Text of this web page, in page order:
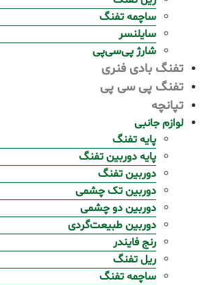
ساچمه تفنگ
سایلنسر
شارژ پی‌سی‌پی
تفنگ بادی فنری
تفنگ پی سی پی
تپانچه
لوازم جانبی
پایه تفنگ
پایه دوربین تفنگ
دوربین تفنگ
دوربین تک چشمی
دوربین دو چشمی
دوربین طبیعت‌گردی
رنج فایندر
ریل تفنگ
ساچمه تفنگ